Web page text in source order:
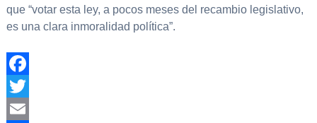
que “votar esta ley, a pocos meses del recambio legislativo,
es una clara inmoralidad política”.
Facebook
Twitter